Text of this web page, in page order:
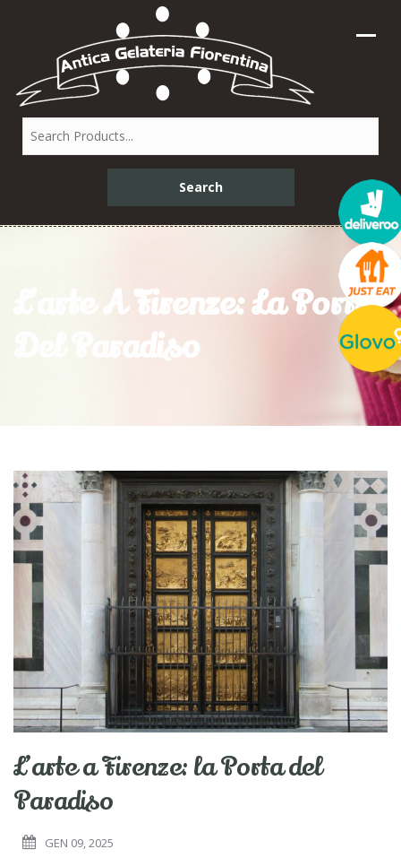
L’arte A Firenze: La Porta
Del Paradiso
L’arte a Firenze: la Porta del
Paradiso
GEN 09, 2025